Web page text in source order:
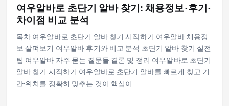
여우알바로 초단기 알바 찾기: 채용정보·후기·
차이점 비교 분석
목차 여우알바로 초단기 알바 찾기 시작하기 여우알바 채용정
보 살펴보기 여우알바 후기와 비교 분석 초단기 알바 찾기 실전
팁 여우알바 자주 묻는 질문들 결론 및 정리 여우알바로 초단기
알바 찾기 시작하기 여우알바로 초단기 알바를 빠르게 찾고 기
간·위치를 정확히 맞추는 것이 핵심이